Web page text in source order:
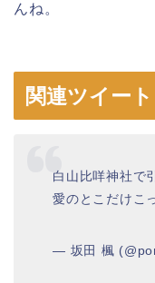
んね。
関連ツイート
白山比咩神社で
愛のとこだけこ
— 坂田 楓